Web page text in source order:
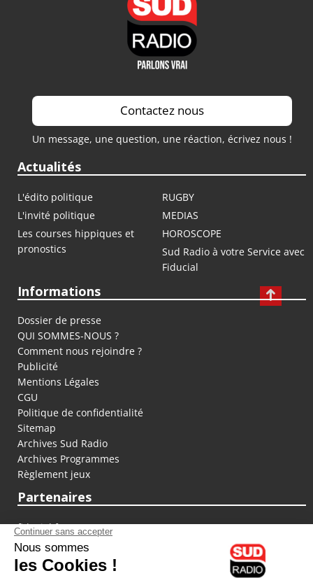
Contactez nous
Un message, une question, une réaction, écrivez nous !
Actualités
L'édito politique
RUGBY
L'invité politique
MEDIAS
Les courses hippiques et
pronostics
HOROSCOPE
Sud Radio à votre Service avec
Fiducial
Informations
Dossier de presse
QUI SOMMES-NOUS ?
Comment nous rejoindre ?
Publicité
Mentions Légales
CGU
Politique de confidentialité
Sitemap
Archives Sud Radio
Archives Programmes
Règlement jeux
Partenaires
fiducial.fr
lyoncapitale.fr
olympique-et-lyonnais.com